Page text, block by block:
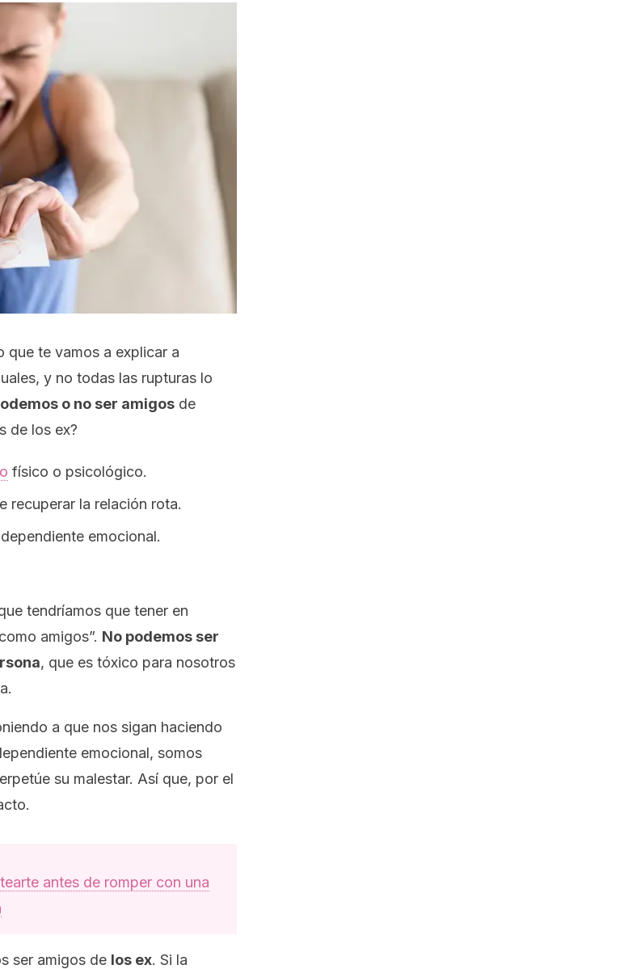
que te vamos a explicar a
y no todas las rupturas lo
o no ser amigos de
de los ex?
físico o psicológico.
recuperar la relación rota.
emocional.
tendríamos que tener en
amigos”. No podemos ser
, que es tóxico para nosotros
a que nos sigan haciendo
emocional, somos
su malestar. Así que, por el
antes de romper con una
ser amigos de los ex. Si la